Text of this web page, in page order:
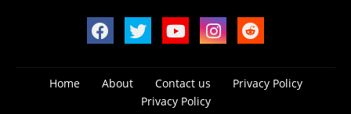
Home About Contact us
Privacy Policy
Privacy Policy